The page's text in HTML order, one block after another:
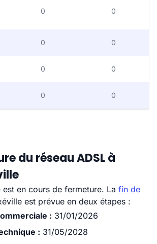
0 0
0 0
0 0
0 0
du réseau ADSL à
est en cours de fermeture. La fin de
est prévue en deux étapes :
: 31/01/2026
: 31/05/2028